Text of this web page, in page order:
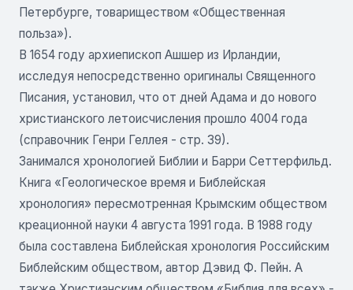
Петербурге, товариществом «Общественная
польза»).
В 1654 году архиепископ Ашшер из Ирландии,
исследуя непосредственно оригиналы Священного
Писания, установил, что от дней Адама и до нового
христианского летоисчисления прошло 4004 года
(справочник Генри Геллея - стр. 39).
Занимался хронологией Библии и Барри Сеттерфильд.
Книга «Геологическое время и Библейская
хронология» пересмотренная Крымским об­ществом
креационной науки 4 августа 1991 года. В 1988 году
была составлена Библейская хронология Российским
Библейским обществом, автор Дэвид Ф. Пейн. А